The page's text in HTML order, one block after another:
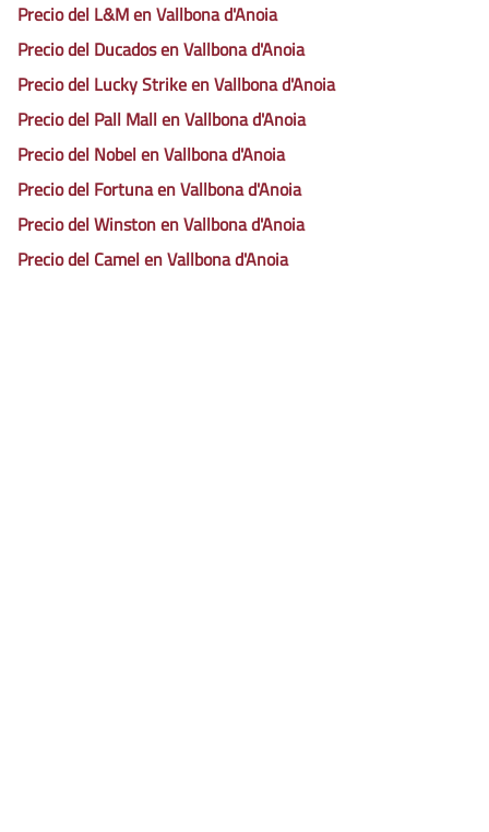
Precio del L&M en Vallbona d'Anoia
Precio del Ducados en Vallbona d'Anoia
Precio del Lucky Strike en Vallbona d'Anoia
Precio del Pall Mall en Vallbona d'Anoia
Precio del Nobel en Vallbona d'Anoia
Precio del Fortuna en Vallbona d'Anoia
Precio del Winston en Vallbona d'Anoia
Precio del Camel en Vallbona d'Anoia